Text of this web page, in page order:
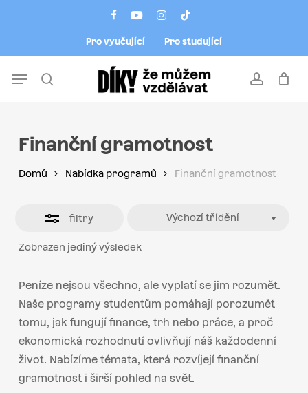
facebookyoutubeinstagram
tiktok
Pro vyučující Pro studující
account
Menu
Finanční gramotnost
Domů Nabídka programů Finanční gramotnost
filtry
Zobrazen jediný výsledek
Výchozí třídění
Peníze nejsou všechno, ale vyplatí se jim rozumět.
Naše programy studentům pomáhají porozumět
tomu, jak fungují finance, trh nebo práce, a proč
ekonomická rozhodnutí ovlivňují náš každodenní
život. Nabízíme témata, která rozvíjejí finanční
gramotnost i širší pohled na svět.